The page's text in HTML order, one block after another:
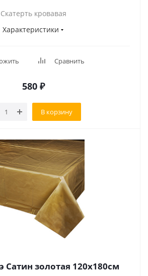
Скатерть кровавая
Характеристики
Сравнить
580 ₽
В корзину
Сатин золотая 120х180см